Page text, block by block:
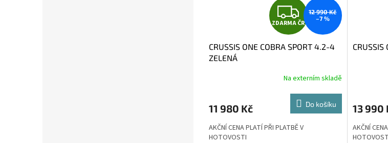
Z
D
A
R
M
A
ZDARMA ČR
12 990 Kč
–7 %
CRUSSIS ONE COBRA SPORT 4.2-4
ZELENÁ
Na externím skladě
11 980 Kč Do košíku
AKČNÍ CENA PLATÍ PŘI PLATBĚ V
HOTOVOSTI
CRUSSIS
13 990
AKČNÍ